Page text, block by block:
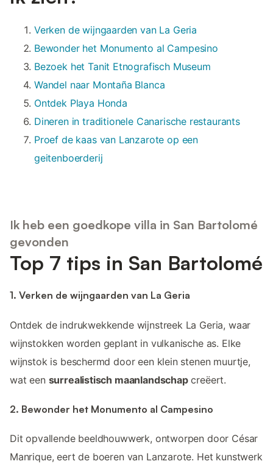
Verken de wijngaarden van La Geria
Bewonder het Monumento al Campesino
Bezoek het Tanit Etnografisch Museum
Wandel naar Montaña Blanca
Ontdek Playa Honda
Dineren in traditionele Canarische restaurants
Proef de kaas van Lanzarote op een
geitenboerderij
Ik heb een goedkope villa in San Bartolomé
gevonden
Top 7 tips in San Bartolomé
1. Verken de wijngaarden van La Geria
Ontdek de indrukwekkende wijnstreek La Geria, waar
wijnstokken worden geplant in vulkanische as. Elke
wijnstok is beschermd door een klein stenen muurtje,
wat een surrealistisch maanlandschapcreëert.
2. Bewonder het Monumento al Campesino
Dit opvallende beeldhouwwerk, ontworpen door César
Manrique, eert de boeren van Lanzarote. Het kunstwerk